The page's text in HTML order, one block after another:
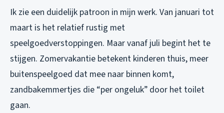
Ik zie een duidelijk patroon in mijn werk. Van januari tot
maart is het relatief rustig met
speelgoedverstoppingen. Maar vanaf juli begint het te
stijgen. Zomervakantie betekent kinderen thuis, meer
buitenspeelgoed dat mee naar binnen komt,
zandbakemmertjes die “per ongeluk” door het toilet
gaan.